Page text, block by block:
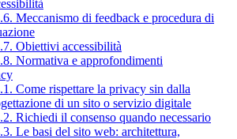
Meccanismo di feedback e procedura di
Obiettivi accessibilità
Normativa e approfondimenti
Come rispettare la privacy sin dalla
di un sito o servizio digitale
Richiedi il consenso quando necessario
Le basi del sito web: architettura,